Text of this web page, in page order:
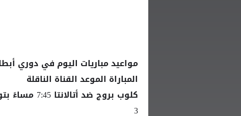
مواعيد مباريات اليوم في دوري
المباراة الموعد القناة الناقلة
3